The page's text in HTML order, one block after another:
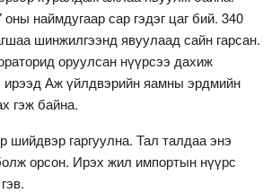
наймдугаар сар гэдэг цаг бий. 340
шинжилгээнд явуулаад сайн гарсан.
оруулсан нүүрсээ дахиж
ирээд Аж үйлдвэрийн яамны эрдмийн
гэж байна.
шийдвэр гаргуулна. Тал талдаа энэ
орсон. Ирэх жил импортын нүүрс